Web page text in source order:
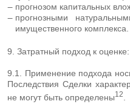
прогнозом капитальных
прогнозными
имущественного комплекса.
9. Затратный подход к оценке:
9.1. Применение подхода
Последствия Сделки
не могут быть определены12